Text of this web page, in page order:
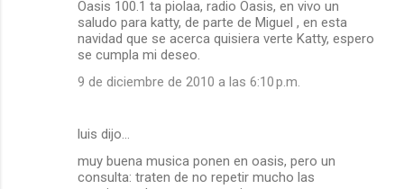
Oasis 100.1 ta piolaa, radio Oasis, en vivo un
saludo para katty, de parte de Miguel , en esta
navidad que se acerca quisiera verte Katty, espero
se cumpla mi deseo.
9 de diciembre de 2010 a las 6:10 p.m.
luis dijo…
muy buena musica ponen en oasis, pero un
consulta: traten de no repetir mucho las